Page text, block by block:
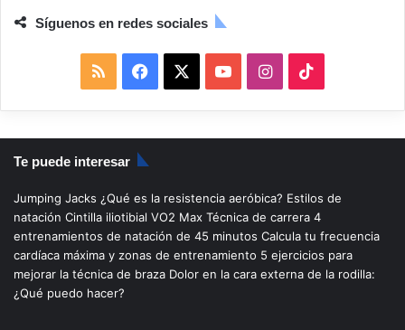
Síguenos en redes sociales
S
S
a
c
b
o
o
u
u
b
I
n
s
a
g
i
k
o
k
Te puede interesar
Jumping Jacks ¿Qué es la resistencia aeróbica? Estilos de
natación Cintilla iliotibial VO2 Max Técnica de carrera 4
entrenamientos de natación de 45 minutos Calcula tu frecuencia
cardíaca máxima y zonas de entrenamiento 5 ejercicios para
mejorar la técnica de braza Dolor en la cara externa de la rodilla:
¿Qué puedo hacer?